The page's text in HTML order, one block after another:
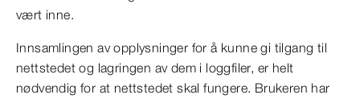
vært inne.
Innsamlingen av opplysninger for å kunne gi tilgang til
nettstedet og lagringen av dem i loggfiler, er helt
nødvendig for at nettstedet skal fungere. Brukeren har